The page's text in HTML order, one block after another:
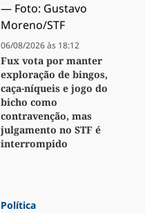
06/08/2026 às 18:12
Fux vota por manter
exploração de bingos,
caça-níqueis e jogo do
bicho como
contravenção, mas
julgamento no STF é
interrompido
Política